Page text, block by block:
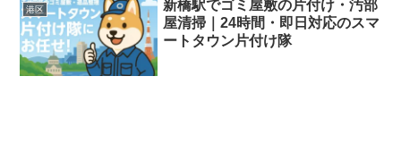
港区
新橋駅でゴミ屋敷の片付け・汚部
屋清掃｜24時間・即日対応のスマ
ートタウン片付け隊